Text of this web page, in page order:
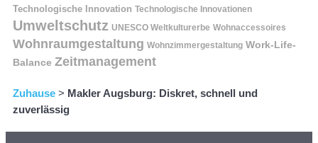
Technologische Innovation Technologische Innovationen
Umweltschutz UNESCO Weltkulturerbe Wohnaccessoires
Wohnraumgestaltung Wohnzimmergestaltung Work-Life-
Balance Zeitmanagement
Zuhause > Makler Augsburg: Diskret, schnell und
zuverlässig